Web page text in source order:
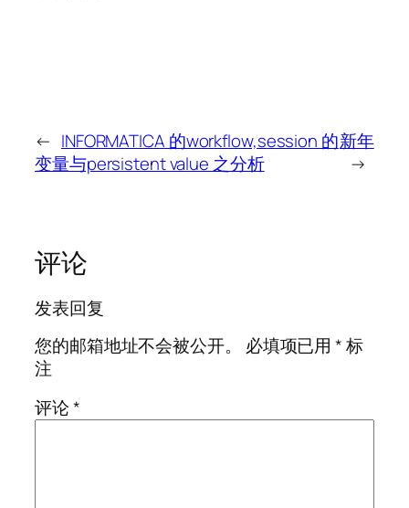
← INFORMATICA 的workflow,session 的
变量与persistent value 之分析
新年
→
评论
发表回复
您的邮箱地址不会被公开。
必填项已用*标
注
评论*